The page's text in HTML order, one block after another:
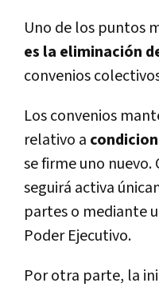
Uno de los puntos
es la eliminación
convenios
Los convenios
relativo a
se firme uno
seguirá activa
partes o mediante
Poder Ejecutivo.
Por otra parte, la